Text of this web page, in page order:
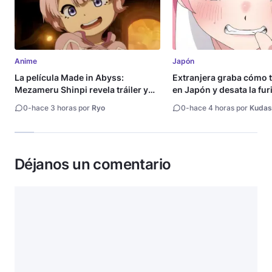
Anime
La película Made in Abyss:
Mezameru Shinpi revela tráiler y
0-hace 3 horas por Ryo
Japón
Extranjera graba cómo
en Japón y desata la
0-hace 4 horas por
Déjanos un comentario